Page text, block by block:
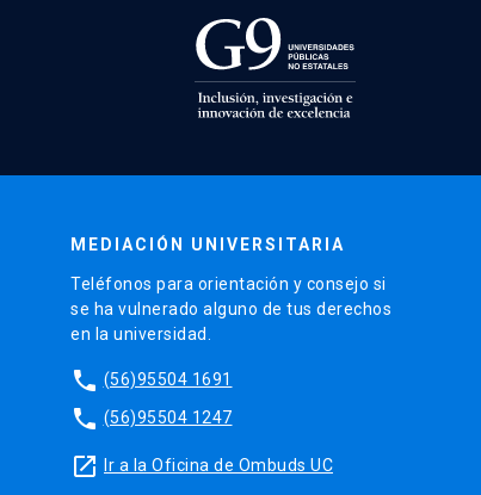
MEDIACIÓN UNIVERSITARIA
Teléfonos para orientación y consejo si
se ha vulnerado alguno de tus derechos
en la universidad.
phone (56)95504 1691
phone (56)95504 1247
launch Ir a la Oficina de Ombuds UC